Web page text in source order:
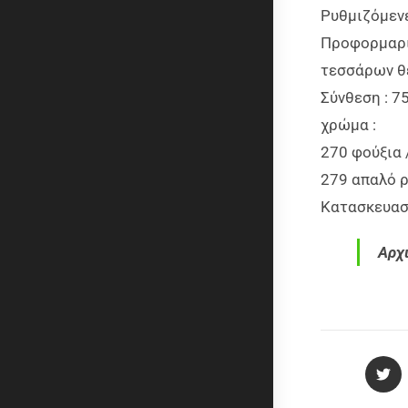
τεσσάρων
Σύνθεση :
χρώμα :
270
279 απαλό
Κ